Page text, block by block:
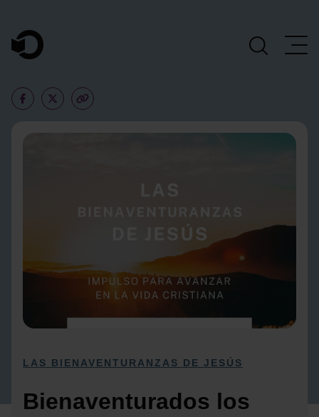
Navegación Principal
LAS BIENAVENTURANZAS DE JESÚS
Bienaventurados los